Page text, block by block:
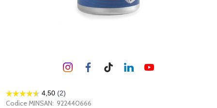
Codice MINSAN: 922440666